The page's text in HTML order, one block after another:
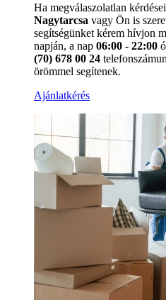
Ha megválaszolatlan
Nagytarcsa vagy Ön is
segítségünket kérem hívjon
napján, a nap 06:00 - 22:00
(70) 678 00 24
örömmel segítenek.
Ajánlatkérés